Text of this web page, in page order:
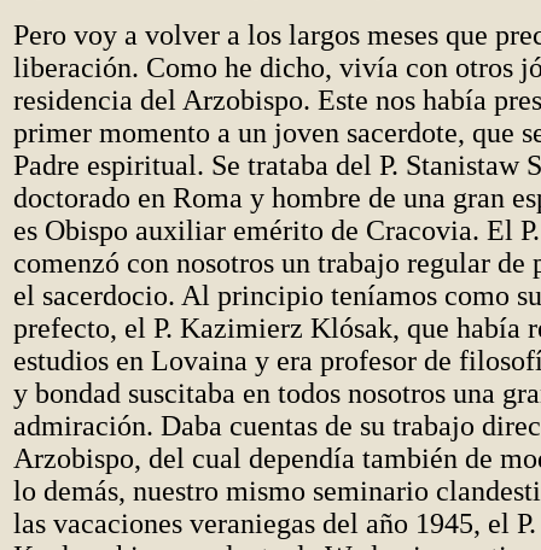
Pero voy a volver a los largos meses que
liberación. Como he dicho, vivía con otros
residencia del Arzobispo. Este nos había
primer momento a un joven sacerdote, que
Padre espiritual. Se trataba del P. Stanistaw
doctorado en Roma y hombre de una gran
es Obispo auxiliar emérito de Cracovia. El
comenzó con nosotros un trabajo regular de
el sacerdocio. Al principio teníamos como
prefecto, el P. Kazimierz Klósak, que había
estudios en Lovaina y era profesor de
y bondad suscitaba en todos nosotros una
admiración. Daba cuentas de su trabajo
Arzobispo, del cual dependía también de
lo demás, nuestro mismo seminario
las vacaciones veraniegas del año 1945, el